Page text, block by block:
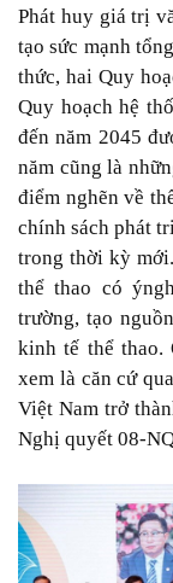
Phát huy giá trị
tạo sức mạnh
thức, hai Quy
Quy hoạch hệ
đến năm 2045
năm cũng là
điểm nghẽn về
chính sách phát
trong thời kỳ
thể thao có
trường, tạo
kinh tế thể thao.
xem là căn cứ
Việt Nam trở
Nghị quyết 08-